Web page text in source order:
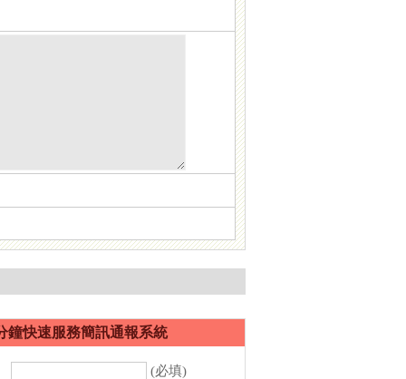
鐘快速服務簡訊通報系統
(必填)